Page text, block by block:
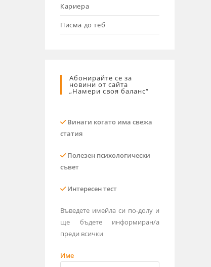
Кариера
Писма до теб
Абонирайте се за
новини от сайта
„Намери своя баланс“
Винаги когато има свежа
статия
Полезен психологически
съвет
Интересен тест
Въведете имейла си по-долу и
ще бъдете информиран/а
преди всички
Име